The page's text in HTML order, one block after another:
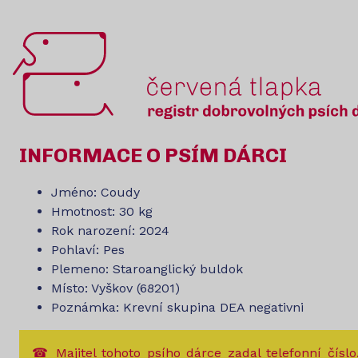
INFORMACE O PSÍM DÁRCI
Jméno: Coudy
Hmotnost: 30 kg
Rok narození: 2024
Pohlaví: Pes
Plemeno: Staroanglický buldok
Místo: Vyškov (68201)
Poznámka: Krevní skupina DEA negativni
☎ Majitel tohoto psího dárce zadal telefonní